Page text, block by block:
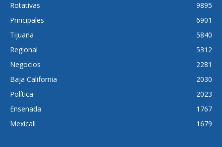
Rotativas
9895
Principales
6901
Tijuana
5840
Regional
5312
Negocios
2281
Baja California
2030
Política
2023
Ensenada
1767
Mexicali
1679